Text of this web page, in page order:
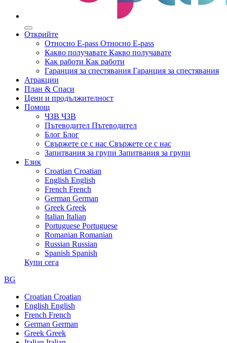
Открийте
Относно E-pass Относно E-pass
Какво получавате Какво получавате
Как работи Как работи
Гаранция за спестявания Гаранция за спестявания
Атракции
План & Спаси
Цени и продължителност
Помощ
ЧЗВ ЧЗВ
Пътеводител Пътеводител
Блог Блог
Свържете се с нас Свържете се с нас
Запитвания за групи Запитвания за групи
Език
Croatian Croatian
English English
French French
German German
Greek Greek
Italian Italian
Portuguese Portuguese
Romanian Romanian
Russian Russian
Spanish Spanish
Купи сега
BG
Croatian Croatian
English English
French French
German German
Greek Greek